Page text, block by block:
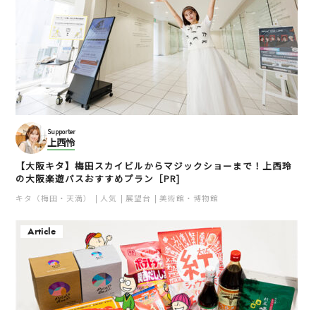
Supporter
上西怜
【大阪キタ】梅田スカイビルからマジックショーまで！上西玲
の大阪楽遊パスおすすめプラン［PR]
キタ（梅田・天満） 人気 展望台 美術館・博物館
Article